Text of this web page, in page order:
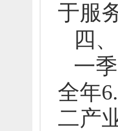
于服
四、
一
全年
二产